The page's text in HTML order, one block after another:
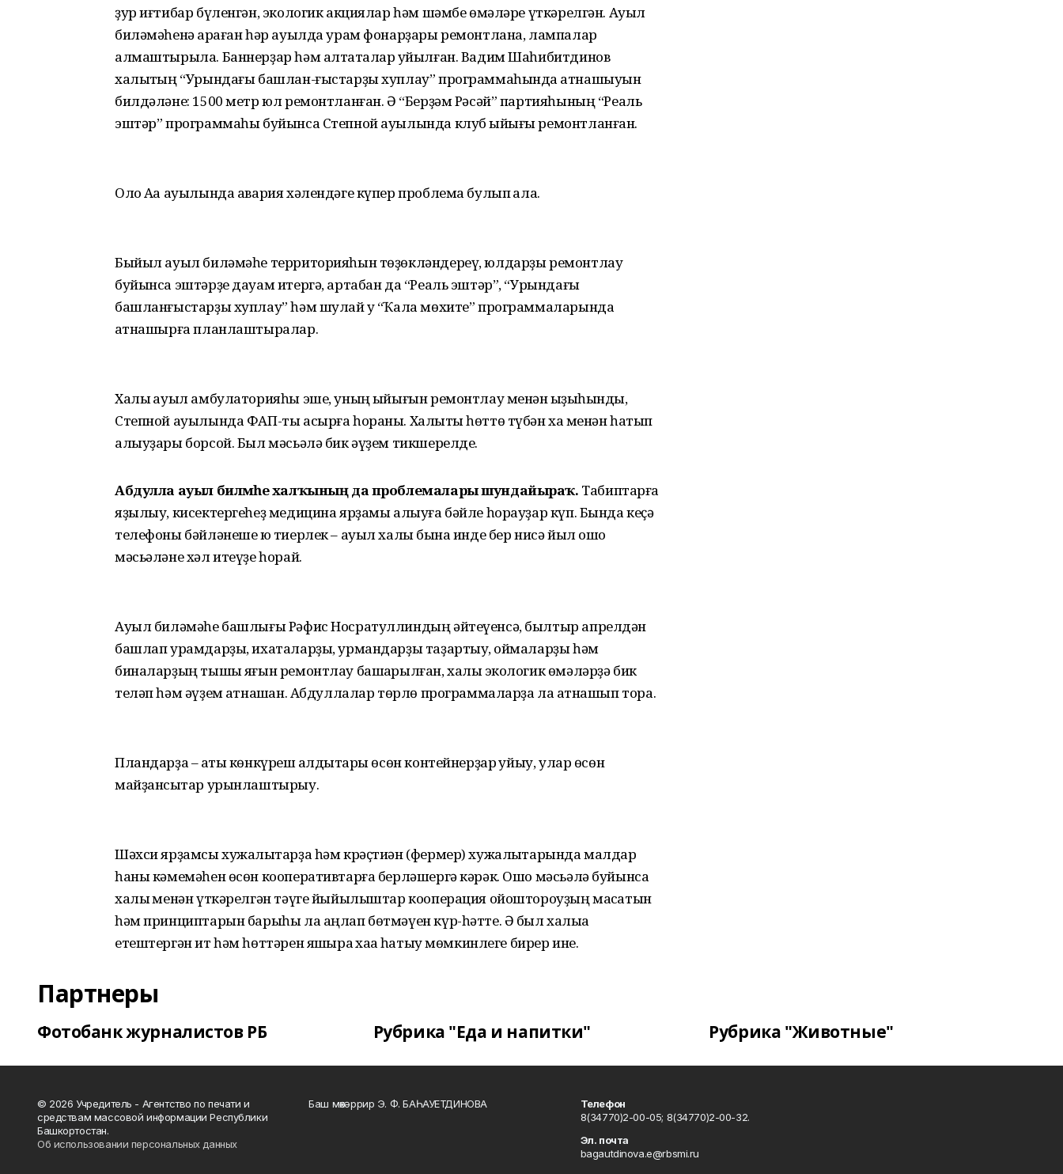
ҙур иғтибар бүленгән, экологик акциялар һәм шәмбе өмәләре үткәрелгән. Ауыл
биләмәһенә ҡараған һәр ауылда урам фонарҙары ремонтлана, лампалар
алмаштырыла. Баннерҙар һәм алтаҡталар ҡуйылған. Вадим Шаһибитдинов
халыҡтың “Урындағы башлан-ғыстарҙы хуплау” программаһында ҡатнашыуын
билдәләне: 1500 метр юл ремонтланған. Ә “Берҙәм Рәсәй” партияһының “Реаль
эштәр” программаһы буйынса Степной ауылында клуб ҡыйығы ремонтланған.
Оло Аҡа ауылында авария хәлендәге күпер проблема булып ҡала.
Быйыл ауыл биләмәһе территорияһын төҙөкләндереү, юлдарҙы ремонтлау
буйынса эштәрҙе дауам итергә, артабан да “Реаль эштәр”, “Урындағы
башланғыстарҙы хуплау” һәм шулай уҡ “Ҡала мөхите” программаларында
ҡатнашырға планлаштыралар.
Халыҡ ауыл амбулаторияһы эше, уның ҡыйығын ремонтлау менән ҡыҙыҡһынды,
Степной ауылында ФАП-ты асырға һораны. Халыҡты һөттө түбән хаҡ менән һатып
алыуҙары борсой. Был мәсьәлә бик әүҙем тикшерелде.
Абдулла ауыл биләмәһе халҡының да проблемалары шундайыраҡ. Табиптарға
яҙылыу, кисектергеһеҙ медицина ярҙамы алыуға бәйле һорауҙар күп. Бында кеҫә
телефоны бәйләнеше юҡ тиерлек – ауыл халҡы бына инде бер нисә йыл ошо
мәсьәләне хәл итеүҙе һорай.
Ауыл биләмәһе башлығы Рәфис Носратуллиндың әйтеүенсә, былтыр апрелдән
башлап урамдарҙы, ихаталарҙы, урмандарҙы таҙартыу, ҡоймаларҙы һәм
биналарҙың тышҡы яғын ремонтлау башҡарылған, халыҡ экологик өмәләрҙә бик
теләп һәм әүҙем ҡатнашҡан. Абдуллалар төрлө программаларҙа ла ҡатнашып тора.
Пландарҙа – ҡаты көнкүреш ҡалдыҡтары өсөн контейнерҙар ҡуйыу, улар өсөн
майҙансыҡтар урынлаштырыу.
Шәхси ярҙамсы хужалыҡтарҙа һәм крәҫтиән (фермер) хужалыҡтарында малдар
һаны кәмемәһен өсөн кооперативтарға берләшергә кәрәк. Ошо мәсьәлә буйынса
халыҡ менән үткәрелгән тәүге йыйылыштар кооперация ойоштороуҙың маҡсатын
һәм принциптарын барыһы ла аңлап бөтмәүен күр-һәтте. Ә был халыҡҡа
етештергән ит һәм һөттәрен яҡшыраҡ хаҡҡа һатыу мөмкинлеге бирер ине.
Партнеры
Фотобанк журналистов РБ Рубрика "Еда и напитки" Рубрика "Животные"
© 2026 Учредитель - Агентство по печати и
средствам массовой информации Республики
Башкортостан.
Об использовании персональных данных
Баш мөхәррир Э. Ф. БАҺАУЕТДИНОВА
Телефон
8(34770)2-00-05; 8(34770)2-00-32.
Эл. почта
bagautdinova.e@rbsmi.ru